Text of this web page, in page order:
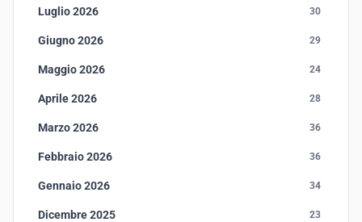
Luglio 2026 30
Giugno 2026 29
Maggio 2026 24
Aprile 2026 28
Marzo 2026 36
Febbraio 2026 36
Gennaio 2026 34
Dicembre 2025 23